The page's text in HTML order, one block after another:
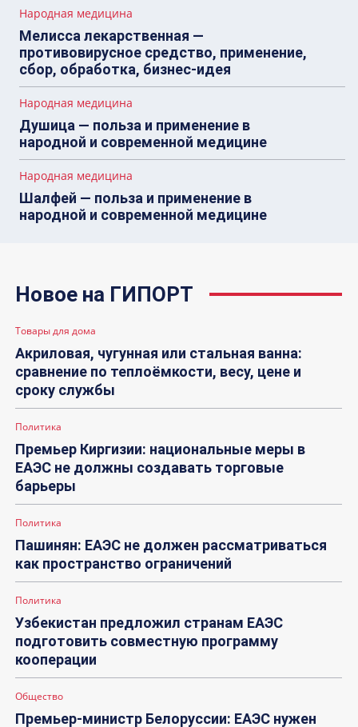
Народная медицина
Мелисса лекарственная —
противовирусное средство, применение,
сбор, обработка, бизнес-идея
Народная медицина
Душица — польза и применение в
народной и современной медицине
Народная медицина
Шалфей — польза и применение в
народной и современной медицине
Новое на ГИПОРТ
Товары для дома
Акриловая, чугунная или стальная ванна:
сравнение по теплоёмкости, весу, цене и
сроку службы
Политика
Премьер Киргизии: национальные меры в
ЕАЭС не должны создавать торговые
барьеры
Политика
Пашинян: ЕАЭС не должен рассматриваться
как пространство ограничений
Политика
Узбекистан предложил странам ЕАЭС
подготовить совместную программу
кооперации
Общество
Премьер-министр Белоруссии: ЕАЭС нужен